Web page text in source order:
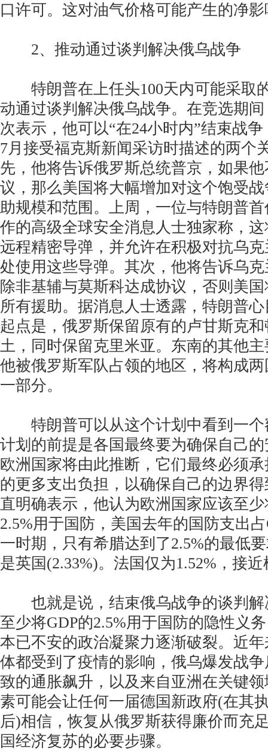
口许可。这对油气价格可能产生的净
2、推动通过谈判解决俄乌战争
特朗普在上任头100天内可能采取
动通过谈判解决俄乌战争。在竞选期
次表示，他可以“在24小时内”结束战
7月接受福克斯新闻采访时描述的两个
先，他将告诉俄罗斯总统普京，如果
议，那么美国将大幅增加对这个饱受
助规模和范围。上周，一位与特朗普
作的高级全球安全消息人士独家称，
远程精密导弹，并允许在积极对抗乌
处使用这些导弹。其次，他将告诉乌
除非基辅与莫斯科达成协议，否则美
所有援助。据消息人士透露，特朗普
起点是，俄罗斯保留原有的卢甘斯克
土，同时保留克里米亚。东南的其他
他被俄罗斯军队占领的地区，将构成
一部分。
特朗普可以从这个计划中看到一个
计划的前提是各国最终要为确保自己
欧洲国家将由此推断，它们最终必须
的更多支出负担，以确保自己的边界
直明确表示，他认为欧洲国家应该至
2.5%用于国防，美国去年的国防支出
一时期，只有希腊达到了2.5%的最低
是英国(2.33%)。法国仅为1.52%，接
也就是说，结束俄乌战争的谈判解
至少将GDP的2.5%用于国防的隐性义
本已不安的政治凝聚力逐渐破裂。近
体都受到了疫情的影响，俄乌爆发战
致的通胀飙升，以及来自亚洲在关键
素可能会让任何一届德国新政府(在其
后)相信，恢复从俄罗斯获得廉价而充
国经济复苏的必要步骤。